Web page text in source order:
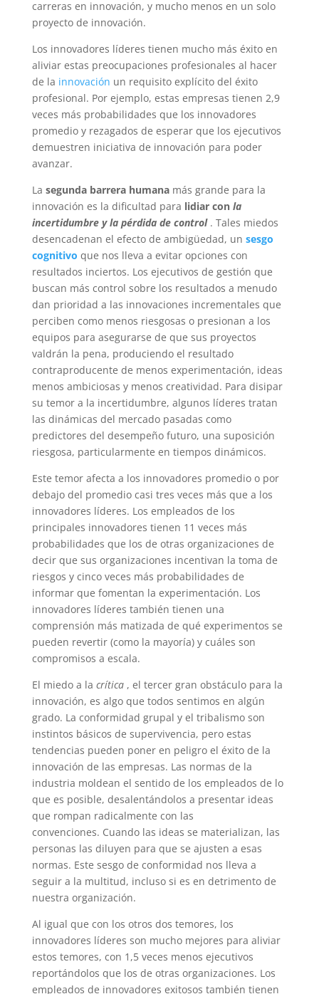
carreras en innovación, y mucho menos en un solo
proyecto de innovación.
Los innovadores líderes tienen mucho más éxito en
aliviar estas preocupaciones profesionales al hacer
de la innovación un requisito explícito del éxito
profesional. Por ejemplo, estas empresas tienen 2,9
veces más probabilidades que los innovadores
promedio y rezagados de esperar que los ejecutivos
demuestren iniciativa de innovación para poder
avanzar.
La segunda barrera humanamás grande para la
innovación es la dificultad para lidiar con la
incertidumbre y la pérdida de control . Tales miedos
desencadenan el efecto de ambigüedad, un sesgo
cognitivo que nos lleva a evitar opciones con
resultados inciertos. Los ejecutivos de gestión que
buscan más control sobre los resultados a menudo
dan prioridad a las innovaciones incrementales que
perciben como menos riesgosas o presionan a los
equipos para asegurarse de que sus proyectos
valdrán la pena, produciendo el resultado
contraproducente de menos experimentación, ideas
menos ambiciosas y menos creatividad. Para disipar
su temor a la incertidumbre, algunos líderes tratan
las dinámicas del mercado pasadas como
predictores del desempeño futuro, una suposición
riesgosa, particularmente en tiempos dinámicos.
Este temor afecta a los innovadores promedio o por
debajo del promedio casi tres veces más que a los
innovadores líderes. Los empleados de los
principales innovadores tienen 11 veces más
probabilidades que los de otras organizaciones de
decir que sus organizaciones incentivan la toma de
riesgos y cinco veces más probabilidades de
informar que fomentan la experimentación. Los
innovadores líderes también tienen una
comprensión más matizada de qué experimentos se
pueden revertir (como la mayoría) y cuáles son
compromisos a escala.
El miedo a la crítica, el tercer gran obstáculo para la
innovación, es algo que todos sentimos en algún
grado. La conformidad grupal y el tribalismo son
instintos básicos de supervivencia, pero estas
tendencias pueden poner en peligro el éxito de la
innovación de las empresas. Las normas de la
industria moldean el sentido de los empleados de lo
que es posible, desalentándolos a presentar ideas
que rompan radicalmente con las
convenciones. Cuando las ideas se materializan, las
personas las diluyen para que se ajusten a esas
normas. Este sesgo de conformidad nos lleva a
seguir a la multitud, incluso si es en detrimento de
nuestra organización.
Al igual que con los otros dos temores, los
innovadores líderes son mucho mejores para aliviar
estos temores, con 1,5 veces menos ejecutivos
reportándolos que los de otras organizaciones. Los
empleados de innovadores exitosos también tienen